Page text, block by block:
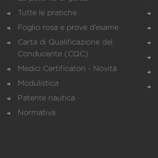
Tutte le pratiche
Foglio rosa e prove d’esame
Carta di Qualificazione del
Conducente (CQC)
Medici Certificatori - Novità
Modulistica
Patente nautica
Normativa